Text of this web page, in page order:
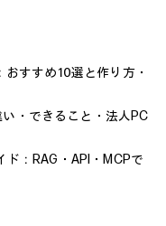
すすめ10選と作り方・
・できること・法人PC
：RAG・API・MCPで